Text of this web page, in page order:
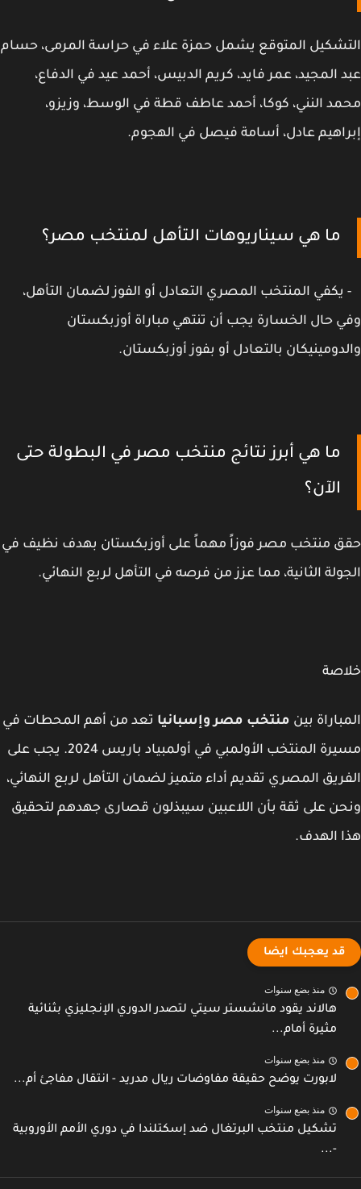
المتوقع يشمل حمزة علاء في حراسة المرمى، حسام
المجيد، عمر فايد، كريم الدبيس، أحمد عيد في الدفاع،
النني، كوكا، أحمد عاطف قطة في الوسط، وزيزو،
عادل، أسامة فيصل في الهجوم.
ما هي سيناريوهات التأهل لمنتخب مصر؟
المنتخب المصري التعادل أو الفوز لضمان التأهل،
حال الخسارة يجب أن تنتهي مباراة أوزبكستان
بالتعادل أو بفوز أوزبكستان.
ما هي أبرز نتائج منتخب مصر في البطولة حتى
الآن؟
منتخب مصر فوزاً مهماً على أوزبكستان بهدف نظيف في
الثانية، مما عزز من فرصه في التأهل لربع النهائي.
بينمنتخب مصر وإسبانياتعد من أهم المحطات في
مسيرة المنتخب الأولمبي في أولمبياد باريس 2024. يجب على
المصري تقديم أداء متميز لضمان التأهل لربع النهائي،
على ثقة بأن اللاعبين سيبذلون قصارى جهدهم لتحقيق
الهدف.
قد يعجبك ايضا
منذ بضع سنوات
هالاند يقود مانشستر سيتي لتصدر الدوري الإنجليزي بثنائية
مثيرة أمام...
منذ بضع سنوات
لابورت يوضح حقيقة مفاوضات ريال مدريد - انتقال مفاجئ أم...
منذ بضع سنوات
تشكيل منتخب البرتغال ضد إسكتلندا في دوري الأمم الأوروبية
-...